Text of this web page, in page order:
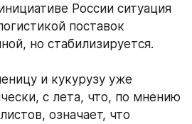
России ситуация
поставок
но стабилизируется.
и кукурузу уже
с лета, что, по мнению
означает, что